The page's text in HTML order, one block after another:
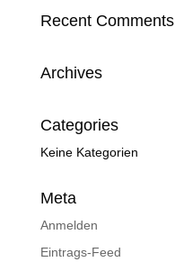
Recent Comments
Archives
Categories
Keine Kategorien
Meta
Anmelden
Eintrags-Feed